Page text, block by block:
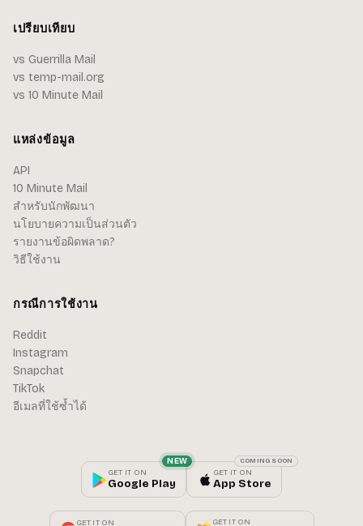
เปรียบเทียบ
vs Guerrilla Mail
vs temp-mail.org
vs 10 Minute Mail
แหล่งข้อมูล
API
10 Minute Mail
สำหรับนักพัฒนา
นโยบายความเป็นส่วนตัว
รายงานข้อผิดพลาด?
วิธีใช้งาน
กรณีการใช้งาน
Reddit
Instagram
Snapchat
TikTok
อีเมลที่ใช้ซ้ำได้
GET IT ON
Google Play
NEW
GET IT ON
App Store
COMING SOON
GET IT ON GET IT ON